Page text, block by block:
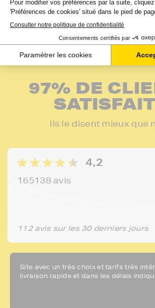
97% DE
Ils le disent mieux que
4,2
165138 avis
112 avis sur les 30 derniers jours
Site avec un très choix et tarifs très
livraison rapide et dans les délais